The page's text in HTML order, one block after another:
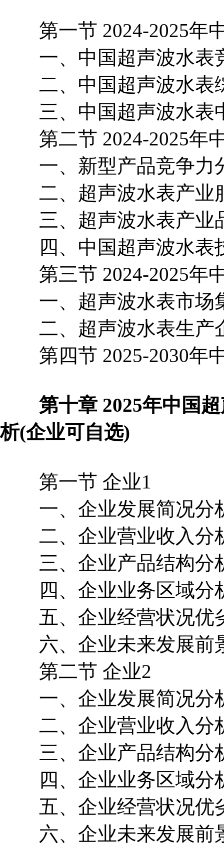
第一节 2024-2025年
一、中国超声波水表
二、中国超声波水表
三、中国超声波水表
第二节 2024-2025年
一、新型产品竞争力
二、超声波水表产业
三、超声波水表产业
四、中国超声波水表
第三节 2024-2025年
一、超声波水表市场
二、超声波水表生产
第四节 2025-2030年
第十章 2025年中国超
析(企业可自选)
第一节 企业1
一、企业发展简况分
二、企业营业收入分
三、企业产品结构分
四、企业业务区域分
五、企业经营状况优
六、企业未来发展前
第二节 企业2
一、企业发展简况分
二、企业营业收入分
三、企业产品结构分
四、企业业务区域分
五、企业经营状况优
六、企业未来发展前